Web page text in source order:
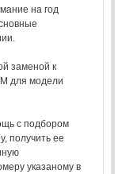
на год
заменой к
для модели
с подбором
получить ее
указаному в